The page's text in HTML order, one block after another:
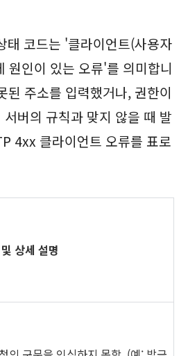
코드는 '클라이언트(사용자
원인이 있는 오류'를 의미합니
된 주소를 입력했거나, 권한이
버의 규칙과 맞지 않을 때 발
4xx 클라이언트 오류를 표로
상세 설명